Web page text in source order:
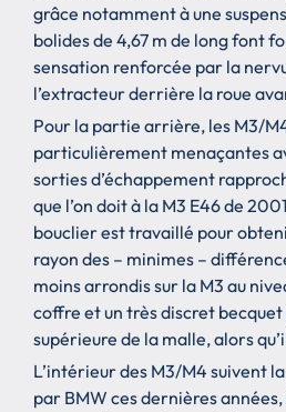
grâce notamment à une
bolides de 4,67 m de long font
sensation renforcée par la
l’extracteur derrière la roue
Pour la partie arrière, les M3/
particulièrement menaçantes
sorties d’échappement
que l’on doit à la M3 E46 de
bouclier est travaillé pour
rayon des – minimes –
moins arrondis sur la M3 au
coffre et un très discret
supérieure de la malle, alors
L’intérieur des M3/M4 suivent
par BMW ces dernières